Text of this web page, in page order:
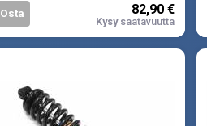
02-08.
Osta 82,90 €
Kysysaatavuutta